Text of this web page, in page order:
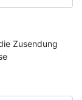
Zusendung